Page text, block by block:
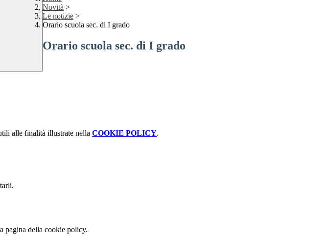
Novità >
Le notizie >
Orario scuola sec. di I grado
Orario scuola sec. di I grado
alle finalità illustrate nella COOKIE POLICY.
pagina della cookie policy.